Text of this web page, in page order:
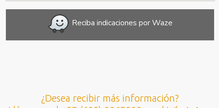
Reciba indicaciones por Waze
¿Desea recibir más información?